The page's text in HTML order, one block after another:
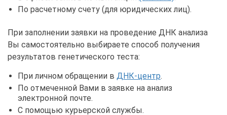
По расчетному счету (для юридических лиц).
При заполнении заявки на проведение ДНК анализа
Вы самостоятельно выбираете способ получения
результатов генетического теста:
При личном обращении в ДНК-центр.
По отмеченной Вами в заявке на анализ
электронной почте.
С помощью курьерской службы.